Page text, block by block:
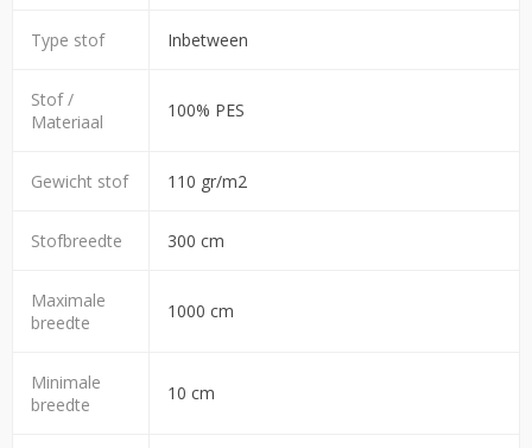
Type stof Inbetween
Stof /
Materiaal
100% PES
Gewicht stof 110 gr/m2
Stofbreedte 300 cm
Maximale
breedte
1000 cm
Minimale
breedte
10 cm